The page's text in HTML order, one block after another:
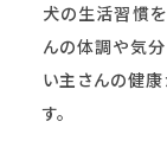
犬の生活習慣
んの体調や気
い主さんの健
す。